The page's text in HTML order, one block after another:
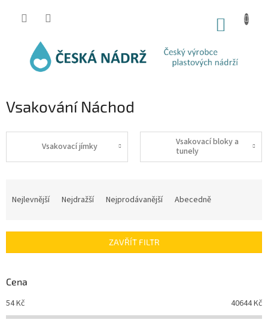
Vsakování Náchod
Vsakovací jímky
Vsakovací bloky a
tunely
í
r
o
d
u
Nejlevnější Nejdražší Nejprodávanější Abecedně
ZAVŘÍT FILTR
Cena
54Kč 40644Kč